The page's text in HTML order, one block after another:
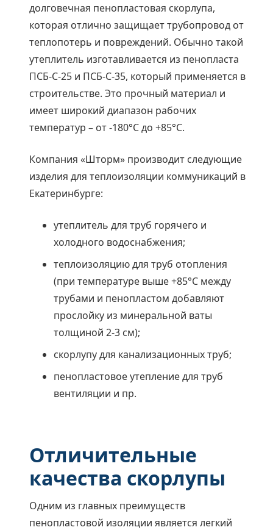
долговечная пенопластовая скорлупа,
которая отлично защищает трубопровод от
теплопотерь и повреждений. Обычно такой
утеплитель изготавливается из пенопласта
ПСБ-С-25 и ПСБ-С-35, который применяется в
строительстве. Это прочный материал и
имеет широкий диапазон рабочих
температур – от -180°С до +85°С.
Компания «Шторм» производит следующие
изделия для теплоизоляции коммуникаций в
Екатеринбурге:
утеплитель для труб горячего и
холодного водоснабжения;
теплоизоляцию для труб отопления
(при температуре выше +85°С между
трубами и пенопластом добавляют
прослойку из минеральной ваты
толщиной 2-3 см);
скорлупу для канализационных труб;
пенопластовое утепление для труб
вентиляции и пр.
Отличительные
качества скорлупы
Одним из главных преимуществ
пенопластовой изоляции является легкий